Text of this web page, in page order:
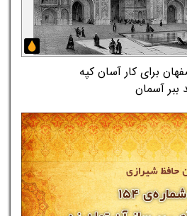
برای کار آسان کپه
ببر آسمان